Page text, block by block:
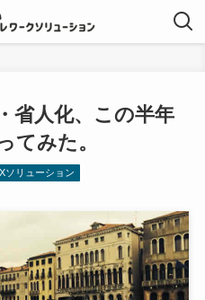
省人化、この半年
てみた。
ソリューション